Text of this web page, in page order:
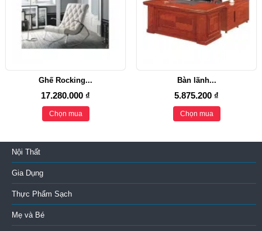
Ghế Rocking...
17.280.000 ₫
Chọn mua
Bàn lãnh...
5.875.200 ₫
Chọn mua
Nội Thất
Gia Dụng
Thực Phẩm Sạch
Mẹ và Bé